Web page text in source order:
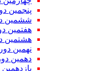
پنجمین
ششمین
هفتمین
هشتمین
نهمین
دهمین
یازدهمین